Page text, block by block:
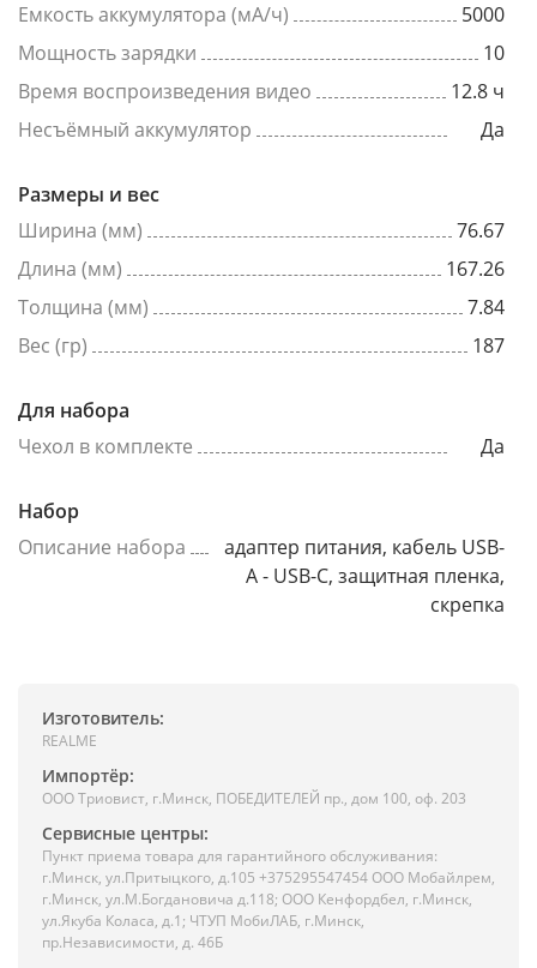
Емкость аккумулятора (мА/ч)
5000
Мощность зарядки
10
Время воспроизведения видео
12.8 ч
Несъёмный аккумулятор
Да
Размеры и вес
Ширина (мм)
76.67
Длина (мм)
167.26
Толщина (мм)
7.84
Вес (гр)
187
Для набора
Чехол в комплекте
Да
Набор
Описание набора
адаптер питания, кабель USB-
A - USB-C, защитная пленка,
скрепка
Изготовитель:
REALME
Импортёр:
ООО Триовист, г.Минск, ПОБЕДИТЕЛЕЙ пр., дом 100, оф. 203
Сервисные центры:
Пункт приема товара для гарантийного обслуживания:
г.Минск, ул.Притыцкого, д.105 +375295547454 ООО Мобайлрем,
г.Минск, ул.М.Богдановича д.118; ООО Кенфордбел, г.Минск,
ул.Якуба Коласа, д.1; ЧТУП МобиЛАБ, г.Минск,
пр.Независимости, д. 46Б